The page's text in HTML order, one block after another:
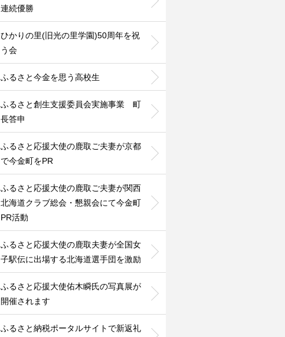
連続優勝
ひかりの里(旧光の里学園)50周年を祝
う会
ふるさと今金を思う高校生
ふるさと創生支援委員会実施事業 町
長答申
ふるさと応援大使の鹿取ご夫妻が京都
で今金町をPR
ふるさと応援大使の鹿取ご夫妻が関西
北海道クラブ総会・懇親会にて今金町
PR活動
ふるさと応援大使の鹿取夫妻が全国女
子駅伝に出場する北海道選手団を激励
ふるさと応援大使佑木瞬氏の写真展が
開催されます
ふるさと納税ポータルサイトで新返礼